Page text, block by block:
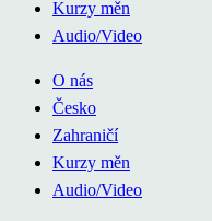
Kurzy měn
Audio/Video
O nás
Česko
Zahraničí
Kurzy měn
Audio/Video